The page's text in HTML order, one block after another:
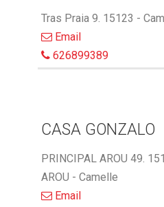
Tras Praia 9. 15123 -
Email
626899389
CASA GONZALO
PRINCIPAL AROU 49.
AROU - Camelle
Email